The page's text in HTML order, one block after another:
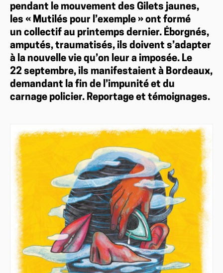
pendant le mouvement des Gilets jaunes,
les « Mutilés pour l’exemple » ont formé
un collectif au printemps dernier. Éborgnés,
amputés, traumatisés, ils doivent s’adapter
à la nouvelle vie qu’on leur a imposée. Le
22 septembre, ils manifestaient à Bordeaux,
demandant la fin de l’impunité et du
carnage policier. Reportage et témoignages.